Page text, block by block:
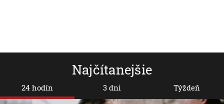
Najčítanejšie
24 hodín 3 dni Týždeň